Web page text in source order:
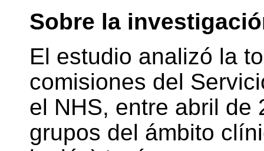
Sobre la
El estudio analizó la
comisiones del
el NHS, entre abril de
grupos del ámbito